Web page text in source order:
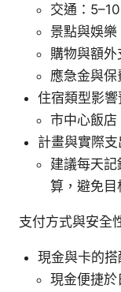
交通：
景點與娛樂
購物與額外
應急金與保
住宿類型影響
市中心飯
計畫與實際
建議每天
算，避免目
支付方式與安全
現金與卡的搭
現金便捷於